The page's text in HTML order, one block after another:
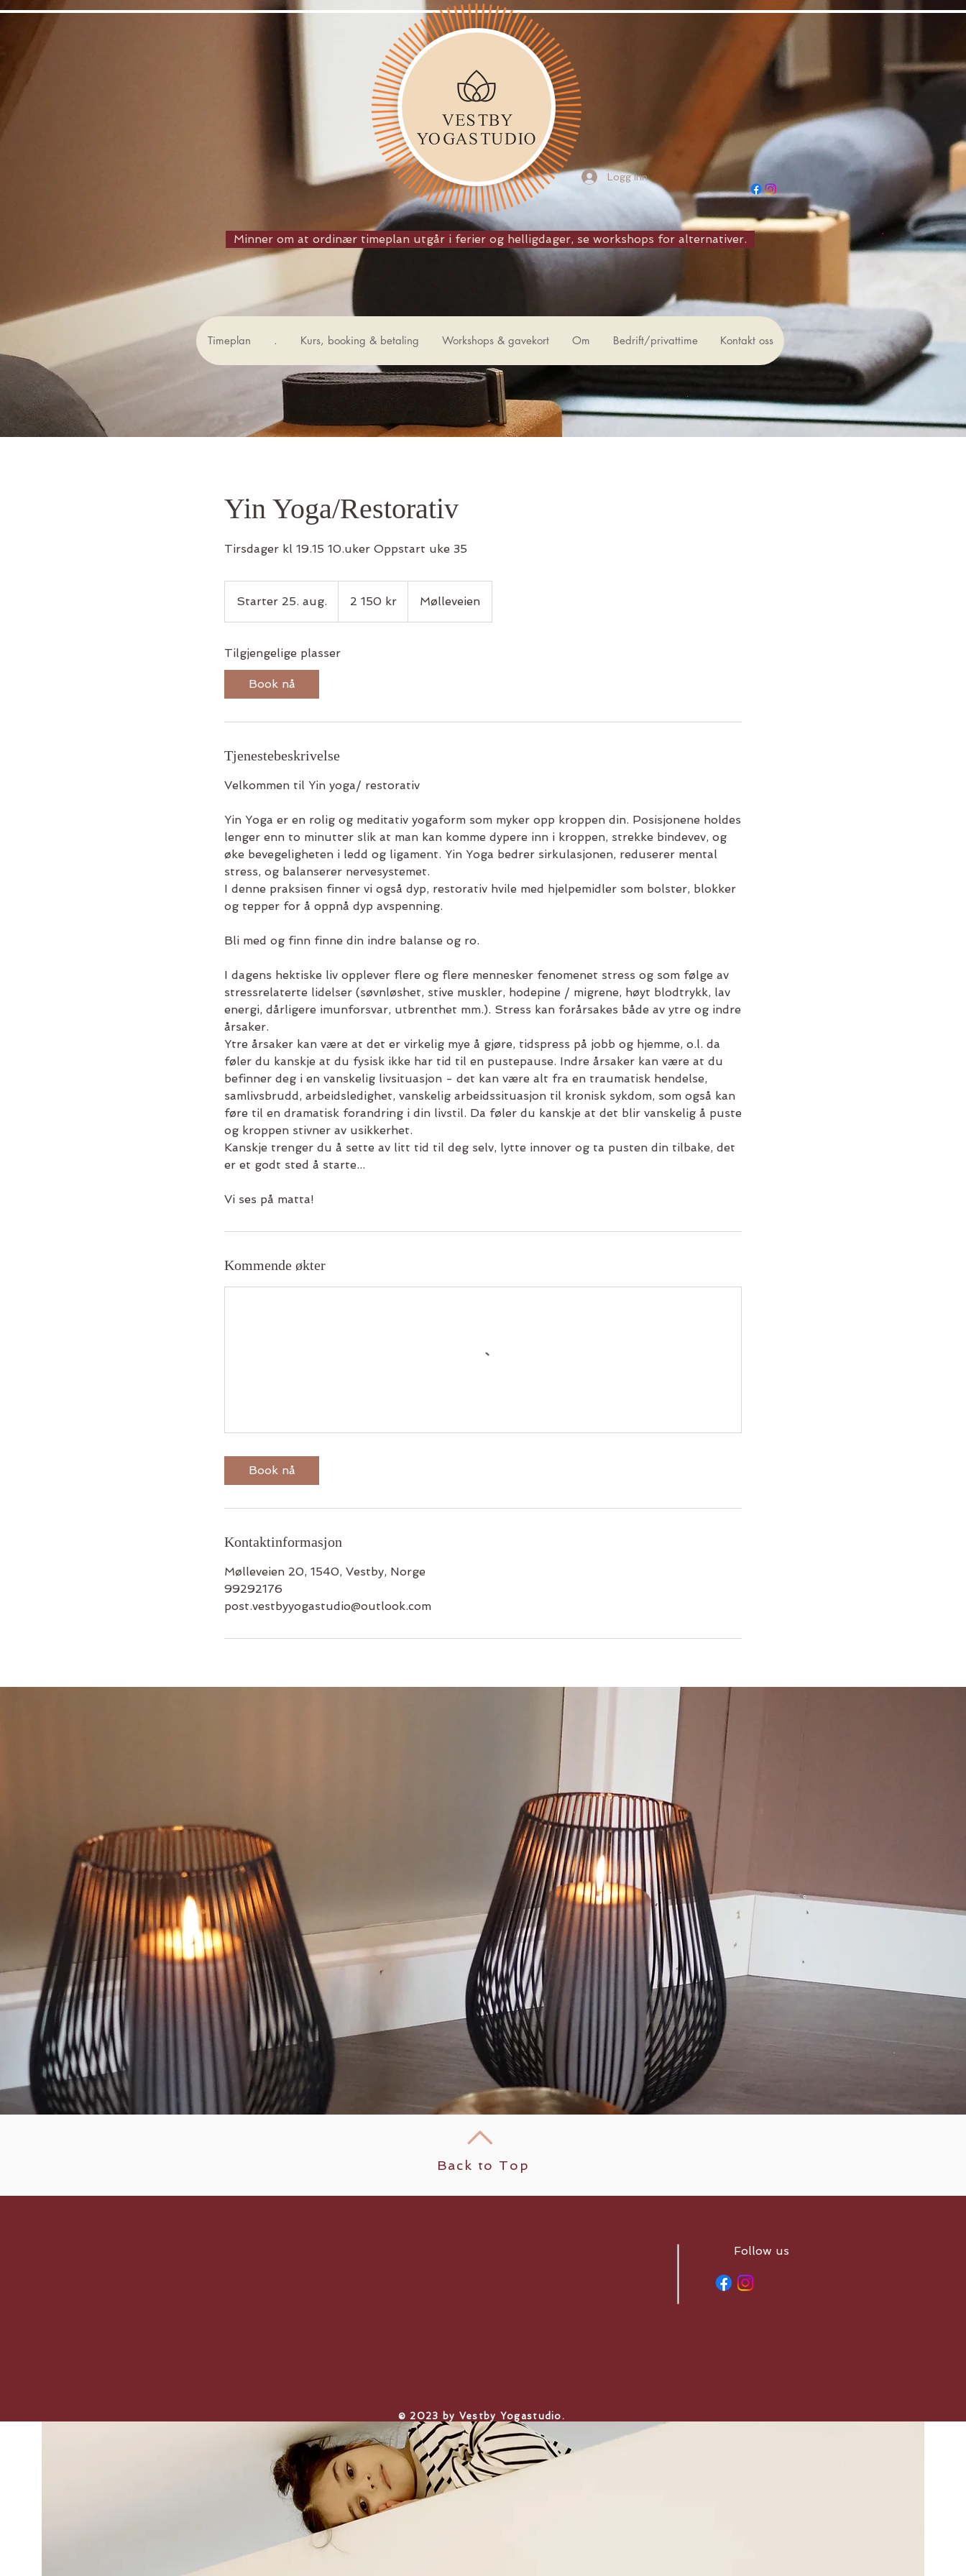
Logg inn
Minner om at ordinær timeplan utgår i ferier og helligdager, se workshops for alternativer.
Timeplan . Kurs, booking & betaling Workshops & gavekort Om Bedrift/privattime Kontakt oss
Yin Yoga/Restorativ
Tirsdager kl 19.15 10.uker Oppstart uke 35
Starter 25. aug.
t
r
2
.
u
.
kroner2 150 kr Mølleveien
Tilgjengelige plasser
Book nå
Tjenestebeskrivelse
Velkommen til Yin yoga/ restorativ
Yin Yoga er en rolig og meditativ yogaform som myker opp kroppen din. Posisjonene holdes
lenger enn to minutter slik at man kan komme dypere inn i kroppen, strekke bindevev, og
øke bevegeligheten i ledd og ligament. Yin Yoga bedrer sirkulasjonen, reduserer mental
stress, og balanserer nervesystemet.
I denne praksisen finner vi også dyp, restorativ hvile med hjelpemidler som bolster, blokker
og tepper for å oppnå dyp avspenning.
Bli med og finn finne din indre balanse og ro.
I dagens hektiske liv opplever flere og flere mennesker fenomenet stress og som følge av
stressrelaterte lidelser (søvnløshet, stive muskler, hodepine / migrene, høyt blodtrykk, lav
energi, dårligere imunforsvar, utbrenthet mm.). Stress kan forårsakes både av ytre og indre
årsaker.
Ytre årsaker kan være at det er virkelig mye å gjøre, tidspress på jobb og hjemme, o.l. da
føler du kanskje at du fysisk ikke har tid til en pustepause. Indre årsaker kan være at du
befinner deg i en vanskelig livsituasjon - det kan være alt fra en traumatisk hendelse,
samlivsbrudd, arbeidsledighet, vanskelig arbeidssituasjon til kronisk sykdom, som også kan
føre til en dramatisk forandring i din livstil. Da føler du kanskje at det blir vanskelig å puste
og kroppen stivner av usikkerhet.
Kanskje trenger du å sette av litt tid til deg selv, lytte innover og ta pusten din tilbake, det
er et godt sted å starte...
Vi ses på matta!
Kommende økter
Book nå
Kontaktinformasjon
Mølleveien 20, 1540, Vestby, Norge
99292176
post.vestbyyogastudio@outlook.com
Back to Top
Follow us
​© 2023 by Vestby Yogastudio.